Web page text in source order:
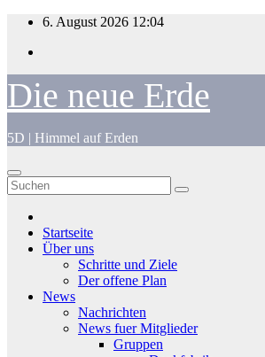
Zum
springen
6. August 2026 12:04
Die neue Erde
5D | Himmel auf Erden
Startseite
Über uns
Schritte und Ziele
Der offene Plan
News
Nachrichten
News fuer Mitglieder
Gruppen